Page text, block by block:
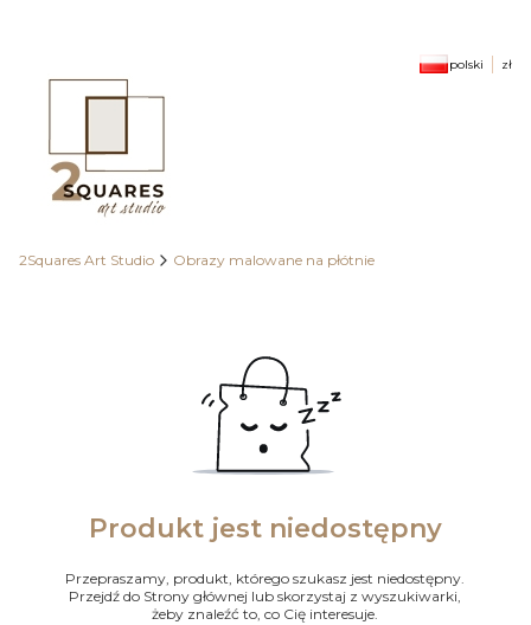
polski zł
2Squares Art Studio Obrazy malowane na płótnie
Produkt jest niedostępny
Przepraszamy, produkt, którego szukasz jest niedostępny.
Przejdź do Strony głównej lub skorzystaj z wyszukiwarki,
żeby znaleźć to, co Cię interesuje.